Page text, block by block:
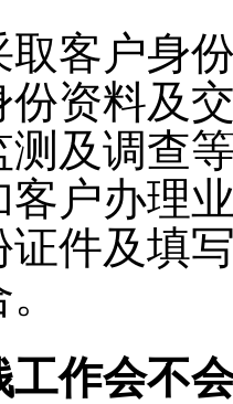
取客户身
份资料及
测及调查
客户办理
证件及填
工作会不